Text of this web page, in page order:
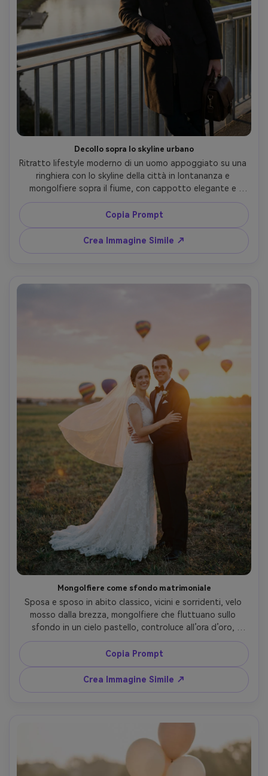
Decollo sopra lo skyline urbano
Ritratto lifestyle moderno di un uomo appoggiato su una
ringhiera con lo skyline della città in lontananza e
mongolfiere sopra il fiume, con cappotto elegante e
occhiali da sole, luce del mattino intensa, scattata con
Canon EOS R5, 85mm f/1.4, profondità di campo ridotta,
stile editoriale maschile, fotorealistico --ar 4:5
Copia Prompt
Crea Immagine Simile ↗
Mongolfiere come sfondo matrimoniale
Sposa e sposo in abito classico, vicini e sorridenti, velo
mosso dalla brezza, mongolfiere che fluttuano sullo
sfondo in un cielo pastello, controluce all’ora d’oro,
scattata con Sony A1, 50mm f/1.2, figura intera, color
grading tipo pellicola romantica, fotografia matrimoniale
ultra-realistica --ar 4:5
Copia Prompt
Crea Immagine Simile ↗